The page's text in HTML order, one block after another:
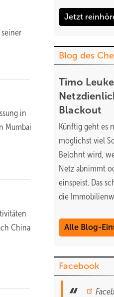
in
Mumbai
China
Jetzt
Blog des
Timo
Blackout
Künftig geht es
möglichst viel
Belohnt wird,
Netz abnimmt
einspeist. Das
die
Alle Blog-
Facebook